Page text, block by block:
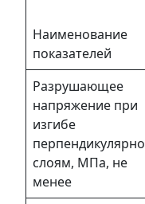
Наименование
показателей
Разрушающее
напряжение при
изгибе
перпендикулярно
слоям, МПа, не
менее